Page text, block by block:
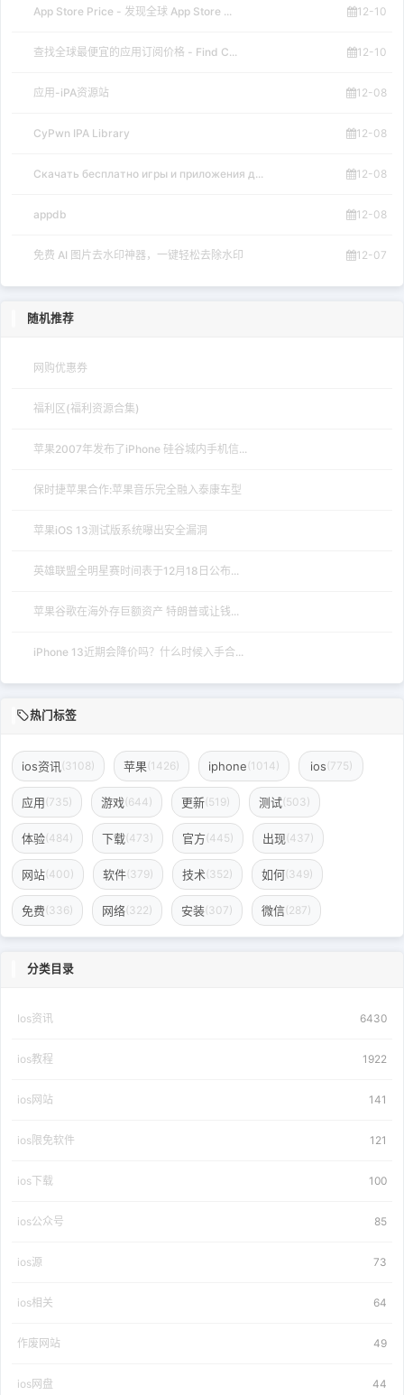
App Store Price - 发现全球 App Store ... 12-10
查找全球最便宜的应用订阅价格 - Find C... 12-10
应用-iPA资源站 12-08
CyPwn IPA Library 12-08
Скачать бесплатно игры и приложения д... 12-08
appdb 12-08
免费 AI 图片去水印神器，一键轻松去除水印 12-07
随机推荐
网购优惠券
福利区(福利资源合集)
苹果2007年发布了iPhone 硅谷城内手机信...
保时捷苹果合作:苹果音乐完全融入泰康车型
苹果iOS 13测试版系统曝出安全漏洞
英雄联盟全明星赛时间表于12月18日公布...
苹果谷歌在海外存巨额资产 特朗普或让钱...
iPhone 13近期会降价吗？什么时候入手合...
热门标签
ios资讯 (3108) 苹果(1426) iphone(1014) ios(775)
应用(735) 游戏(644) 更新(519) 测试(503)
体验(484) 下载(473) 官方(445) 出现(437)
网站(400) 软件(379) 技术(352) 如何(349)
免费(336) 网络(322) 安装(307) 微信(287)
分类目录
Ios资讯 6430
ios教程 1922
ios网站 141
ios限免软件 121
ios下载 100
ios公众号 85
ios源 73
ios相关 64
作废网站 49
ios网盘 44